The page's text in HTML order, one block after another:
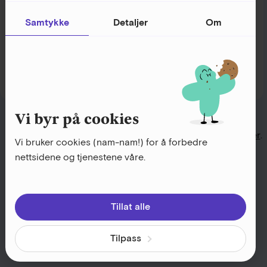
Samtykke Detaljer Om
Vi byr på cookies
Vi bruker cookies (nam-nam!) for å forbedre
nettsidene og tjenestene våre.
Tillat alle
Tilpass
Glemt passord?
Bli kunde og prøv Fiken gratis i 30 dager.